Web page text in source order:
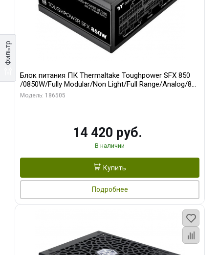
Фильтр
Блок питания ПК Thermaltake Toughpower SFX 850
/0850W/Fully Modular/Non Light/Full Range/Analog/80
Plus Platinum/EU/100% JP CAP/All Flat Cables/Gen 5
Модель: 186505
14 420 руб.
В наличии
Купить
Подробнее